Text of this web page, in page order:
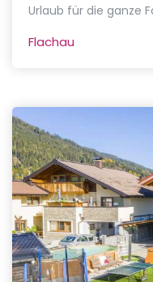
Urlaub für die ganze
Flachau